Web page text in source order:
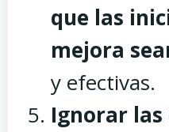
que las
mejora
y efectivas.
Ignorar las